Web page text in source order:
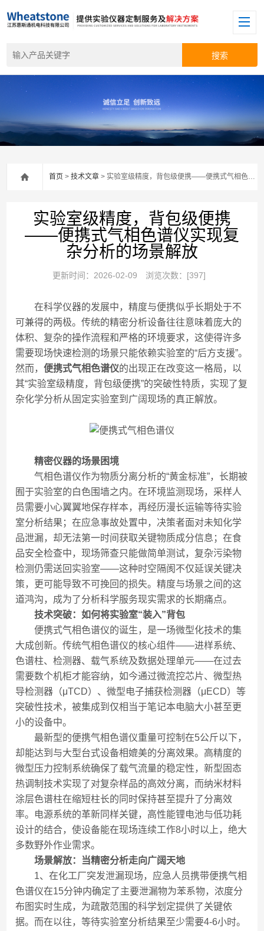
首页 >技术文章 > 实验室级精度，背包级便携——便携式气相色谱仪实现复杂分析的场景解放
实验室级精度，背包级便携
——便携式气相色谱仪实现复
杂分析的场景解放
更新时间：2026-02-09 浏览次数：[397]
在科学仪器的发展中，精度与便携似乎长期处于不
可兼得的两极。传统的精密分析设备往往意味着庞大的
体积、复杂的操作流程和严格的环境要求，这使得许多
需要现场快速检测的场景只能依赖实验室的“后方支援”。
然而，便携式气相色谱仪的出现正在改变这一格局，以
其“实验室级精度，背包级便携”的突破性特质，实现了复
杂化学分析从固定实验室到广阔现场的真正解放。
精密仪器的场景困境
气相色谱仪作为物质分离分析的“黄金标准”，长期被
囿于实验室的白色围墙之内。在环境监测现场，采样人
员需要小心翼翼地保存样本，再经历漫长运输等待实验
室分析结果；在应急事故处置中，决策者面对未知化学
品泄漏，却无法第一时间获取关键物质成分信息；在食
品安全检查中，现场筛查只能做简单测试，复杂污染物
检测仍需送回实验室——这种时空隔阂不仅延误关键决
策，更可能导致不可挽回的损失。精度与场景之间的这
道鸿沟，成为了分析科学服务现实需求的长期痛点。
技术突破：如何将实验室“装入”背包
便携式气相色谱仪的诞生，是一场微型化技术的集
大成创新。传统气相色谱仪的核心组件——进样系统、
色谱柱、检测器、载气系统及数据处理单元——在过去
需要数个机柜才能容纳，如今通过微流控芯片、微型热
导检测器（μTCD）、微型电子捕获检测器（μECD）等
突破性技术，被集成到仅相当于笔记本电脑大小甚至更
小的设备中。
最新型的便携气相色谱仪重量可控制在5公斤以下，
却能达到与大型台式设备相媲美的分离效果。高精度的
微型压力控制系统确保了载气流量的稳定性，新型固态
热调制技术实现了对复杂样品的高效分离，而纳米材料
涂层色谱柱在缩短柱长的同时保持甚至提升了分离效
率。电源系统的革新同样关键，高性能锂电池与低功耗
设计的结合，使设备能在现场连续工作8小时以上，绝大
多数野外作业需求。
场景解放：当精密分析走向广阔天地
1、在化工厂突发泄漏现场，应急人员携带便携气相
色谱仪在15分钟内确定了主要泄漏物为苯系物，浓度分
布图实时生成，为疏散范围的科学划定提供了关键依
据。而在以往，等待实验室分析结果至少需要4-6小时。